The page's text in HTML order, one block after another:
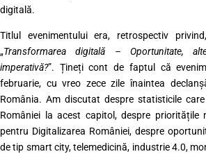
digitală.
Titlul evenimentului era, retrospectiv
„Transformarea digitală – Oportunitate,
imperativă?”. Țineți cont de faptul că
februarie, cu vreo zece zile înaintea
România. Am discutat despre statisticile
României la acest capitol, despre prioritățile
pentru Digitalizarea României, despre
de tip smart city, telemedicină, industrie 4.0,